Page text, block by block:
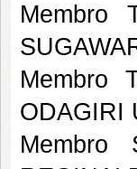
Membro
Membro
ODAGIRI
Membro